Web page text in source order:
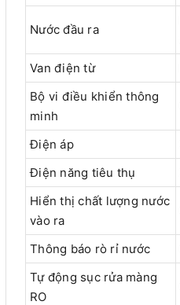
Nước đầu ra
Van điện từ
Bộ vi điều khiển thông
minh
Điện áp
Điện năng tiêu thụ
Hiển thị chất lượng nước
vào ra
Thông báo rò rỉ nước
Tự động sục rửa màng
RO